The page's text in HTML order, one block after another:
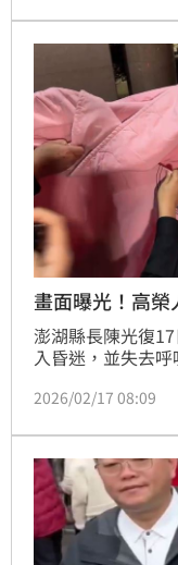
畫面曝光！高榮
澎湖縣長陳光復
入昏迷，並失去
出現腦損傷，因此
2026/02/17 08:09